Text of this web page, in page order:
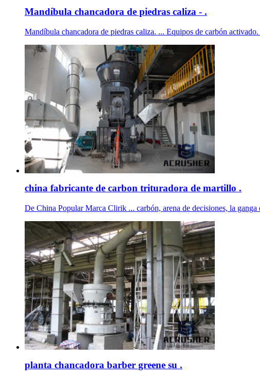
Mandíbula chancadora de piedras caliza - .
Mandíbula chancadora de piedras caliza. ... Equipos de carbón
china fabricante de carbon trituradora de martillo .
De China Popular Marca Clirik ... carbón, arena de decisiones, la
planta chancadora barber greene su .